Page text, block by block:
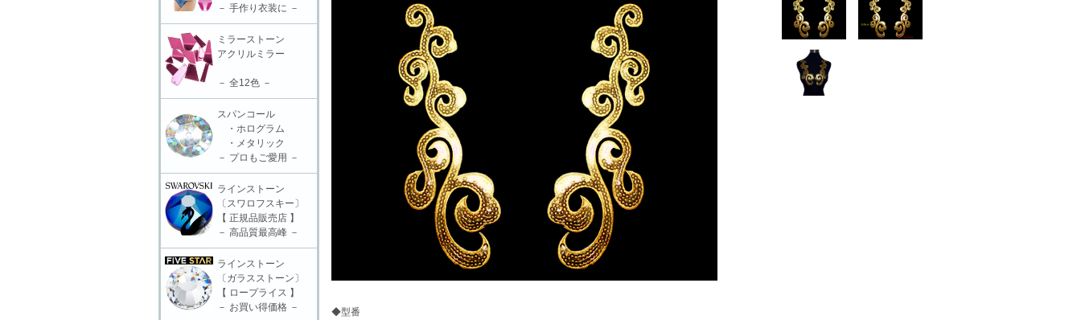
◆型番
－ 手作り衣装に －
ミラーストーン
アクリルミラー
－ 全12色 －
スパンコール
・ホログラム
・メタリック
－ プロもご愛用 －
ラインストーン
〔スワロフスキー〕
【 正規品販売店 】
－ 高品質最高峰 －
ラインストーン
〔ガラスストーン〕
【 ロープライス 】
－ お買い得価格 －